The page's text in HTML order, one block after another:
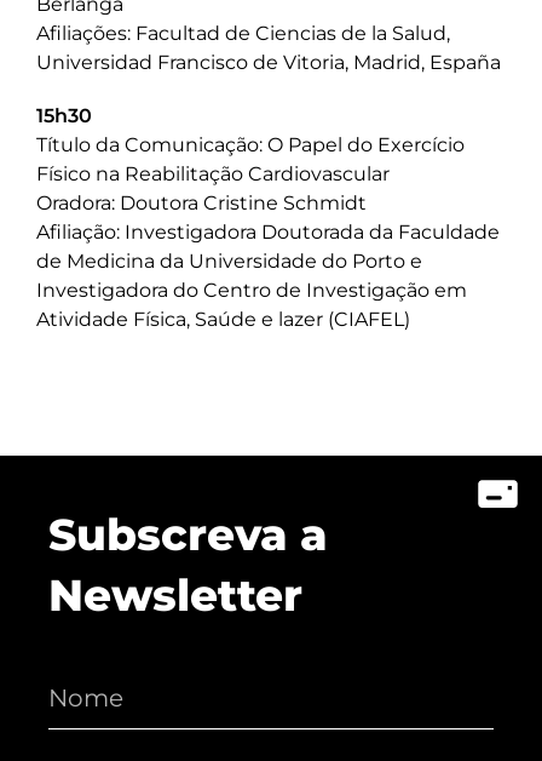
Afiliações: Facultad de Ciencias de la Salud,
Universidad Francisco de Vitoria, Madrid, España
15h30
Título da Comunicação: O Papel do Exercício
Físico na Reabilitação Cardiovascular
Oradora: Doutora Cristine Schmidt
Afiliação: Investigadora Doutorada da Faculdade
de Medicina da Universidade do Porto e
Investigadora do Centro de Investigação em
Atividade Física, Saúde e lazer (CIAFEL)
Subscreva a
Newsletter